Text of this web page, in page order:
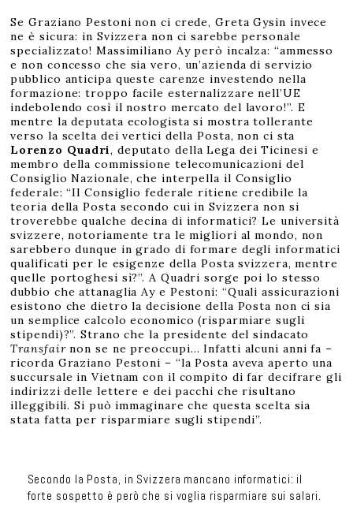
Se Graziano Pestoni non ci crede, Greta Gysin invece
ne è sicura: in Svizzera non ci sarebbe personale
specializzato! Massimiliano Ay però incalza: “ammesso
e non concesso che sia vero, un’azienda di servizio
pubblico anticipa queste carenze investendo nella
formazione: troppo facile esternalizzare nell’UE
indebolendo così il nostro mercato del lavoro!”. E
mentre la deputata ecologista si mostra tollerante
verso la scelta dei vertici della Posta, non ci sta
Lorenzo Quadri, deputato della Lega dei Ticinesi e
membro della commissione telecomunicazioni del
Consiglio Nazionale, che interpella il Consiglio
federale: “Il Consiglio federale ritiene credibile la
teoria della Posta secondo cui in Svizzera non si
troverebbe qualche decina di informatici? Le università
svizzere, notoriamente tra le migliori al mondo, non
sarebbero dunque in grado di formare degli informatici
qualificati per le esigenze della Posta svizzera, mentre
quelle portoghesi sì?”. A Quadri sorge poi lo stesso
dubbio che attanaglia Ay e Pestoni: “Quali assicurazioni
esistono che dietro la decisione della Posta non ci sia
un semplice calcolo economico (risparmiare sugli
stipendi)?”. Strano che la presidente del sindacato
Transfairnon se ne preoccupi… Infatti alcuni anni fa –
ricorda Graziano Pestoni – “la Posta aveva aperto una
succursale in Vietnam con il compito di far decifrare gli
indirizzi delle lettere e dei pacchi che risultano
illeggibili. Si può immaginare che questa scelta sia
stata fatta per risparmiare sugli stipendi”.
Secondo la Posta, in Svizzera mancano informatici: il
forte sospetto è però che si voglia risparmiare sui salari.